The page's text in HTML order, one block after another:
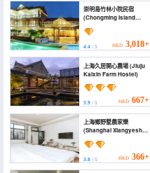
崇明島竹林小院民宿
(Chongming Island
Homestay)
4.4 / 5 HKD 3,018+
上海久居開心農場 (Jiuju
Kaixin Farm Hostel)
3.9 / 5 HKD 667+
上海鄉野墅農家樂
(Shanghai Xiangyeshu
3.8 / 5 HKD 366+